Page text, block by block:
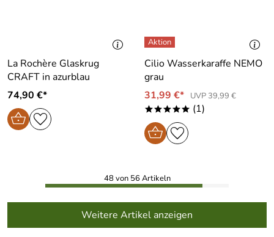
La Rochère Glaskrug
CRAFT in azurblau
74,90 €*
Cilio Wasserkaraffe NEMO
grau
31,99 €*
UVP 39,99 €
***** (1)
48 von 56 Artikeln
Weitere Artikel anzeigen